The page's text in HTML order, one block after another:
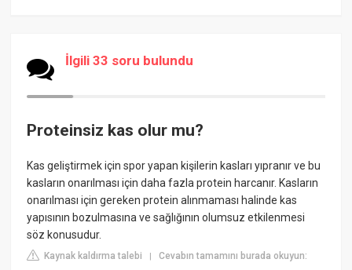
İlgili 33 soru bulundu
Proteinsiz kas olur mu?
Kas geliştirmek için spor yapan kişilerin kasları yıpranır ve bu
kasların onarılması için daha fazla protein harcanır. Kasların
onarılması için gereken protein alınmaması halinde kas
yapısının bozulmasına ve sağlığının olumsuz etkilenmesi
söz konusudur.
Kaynak kaldırma talebi |Cevabın tamamını burada okuyun: